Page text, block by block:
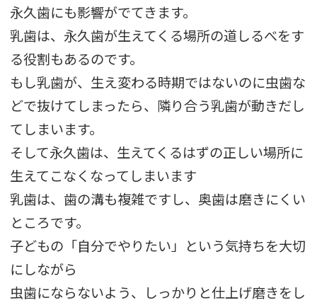
永久歯にも影響がでてきます。
乳歯は、永久歯が生えてくる場所の道しるべをす
る役割もあるのです。
もし乳歯が、生え変わる時期ではないのに虫歯な
どで抜けてしまったら、隣り合う乳歯が動きだし
てしまいます。
そして永久歯は、生えてくるはずの正しい場所に
生えてこなくなってしまいます
乳歯は、歯の溝も複雑ですし、奥歯は磨きにくい
ところです。
子どもの「自分でやりたい」という気持ちを大切
にしながら
虫歯にならないよう、しっかりと仕上げ磨きをし